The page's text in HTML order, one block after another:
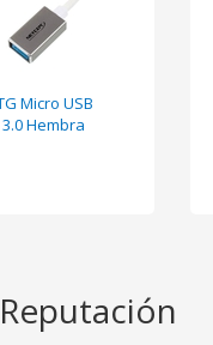
Micro USB
Hembra